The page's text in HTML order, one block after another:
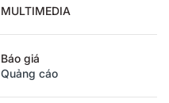
MULTIMEDIA
Báo giá
Quảng cáo